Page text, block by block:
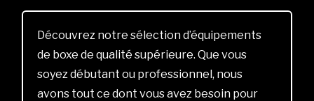
Découvrez notre sélection d’équipements
de boxe de qualité supérieure. Que vous
soyez débutant ou professionnel, nous
avons tout ce dont vous avez besoin pour